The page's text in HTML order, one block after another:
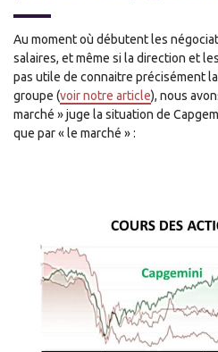
Au moment où débutent les
salaires, et même si la direction et
pas utile de connaitre précisément
groupe (voir notre article), nous
marché » juge la situation de
que par « le marché » :